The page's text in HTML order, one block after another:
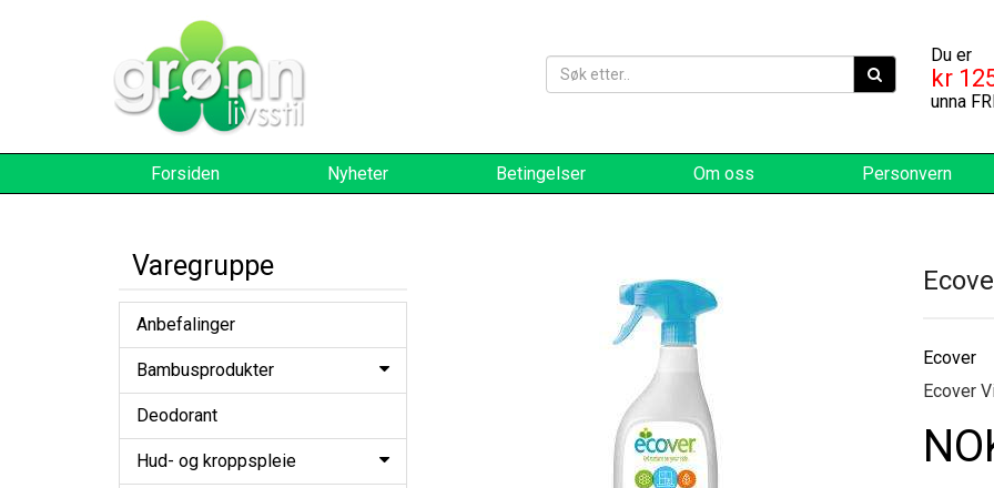
Du er
kr
unna
Forsiden Nyheter Betingelser Om oss Personvern
Varegruppe
Anbefalinger
Bambusprodukter
Deodorant
Hud- og kroppspleie
Ecover
Ecover